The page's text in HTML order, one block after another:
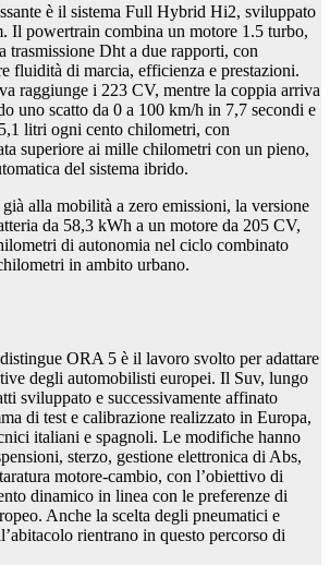
è il sistema Full Hybrid Hi2, sviluppato
Il powertrain combina un motore 1.5 turbo,
trasmissione Dht a due rapporti, con
fluidità di marcia, efficienza e prestazioni.
raggiunge i 223 CV, mentre la coppia arriva
uno scatto da 0 a 100 km/h in 7,7 secondi e
litri ogni cento chilometri, con
superiore ai mille chilometri con un pieno,
del sistema ibrido.
alla mobilità a zero emissioni, la versione
da 58,3 kWh a un motore da 205 CV,
di autonomia nel ciclo combinato
in ambito urbano.
ORA 5 è il lavoro svolto per adattare
degli automobilisti europei. Il Suv, lungo
sviluppato e successivamente affinato
di test e calibrazione realizzato in Europa,
italiani e spagnoli. Le modifiche hanno
sterzo, gestione elettronica di Abs,
motore-cambio, con l’obiettivo di
dinamico in linea con le preferenze di
Anche la scelta degli pneumatici e
rientrano in questo percorso di